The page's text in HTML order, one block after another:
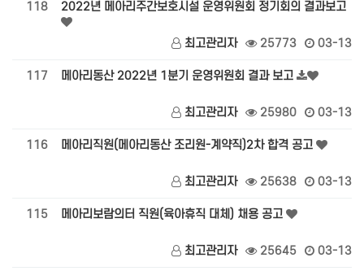
118 2022년 메아리주간보호시설 운영위원회 정기회의 결과보고
최고관리자 25773 03-13
117 메아리동산 2022년 1분기 운영위원회 결과 보고
최고관리자 25980 03-13
116 메아리직원(메아리동산 조리원-계약직)2차 합격 공고
최고관리자 25638 03-13
115 메아리보람의터 직원(육아휴직 대체) 채용 공고
최고관리자 25645 03-13